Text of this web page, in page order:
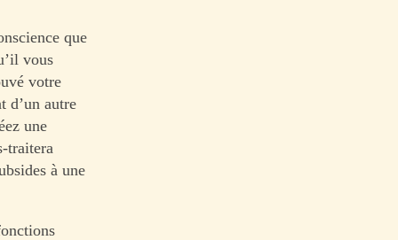
que
vous
votre
d’un autre
une
traitera
à une